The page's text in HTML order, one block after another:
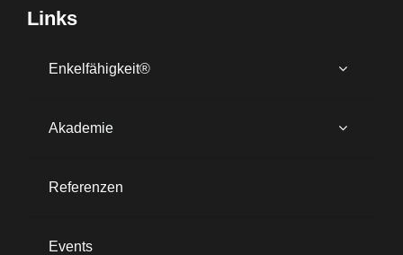
Links
Enkelfähigkeit®
Akademie
Referenzen
Events